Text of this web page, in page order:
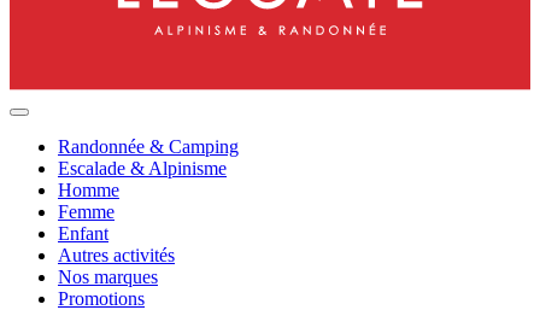
Randonnée & Camping
Escalade & Alpinisme
Homme
Femme
Enfant
Autres activités
Nos marques
Promotions